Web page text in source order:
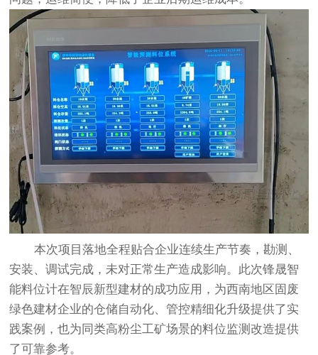
本次项目落地全程贴合企业连续生产节奏，勘测、
安装、调试完成，未对正常生产造成影响。此次锋晟智
能料位计在智辰新型建材的成功应用，为西南地区固废
绿色建材企业的仓储自动化、管控精细化升级提供了实
践案例，也为同类高粉尘工矿场景的料位监测改造提供
了可靠参考。